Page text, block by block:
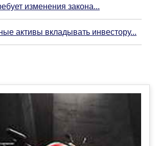
изменения закона...
активы вкладывать инвестору...